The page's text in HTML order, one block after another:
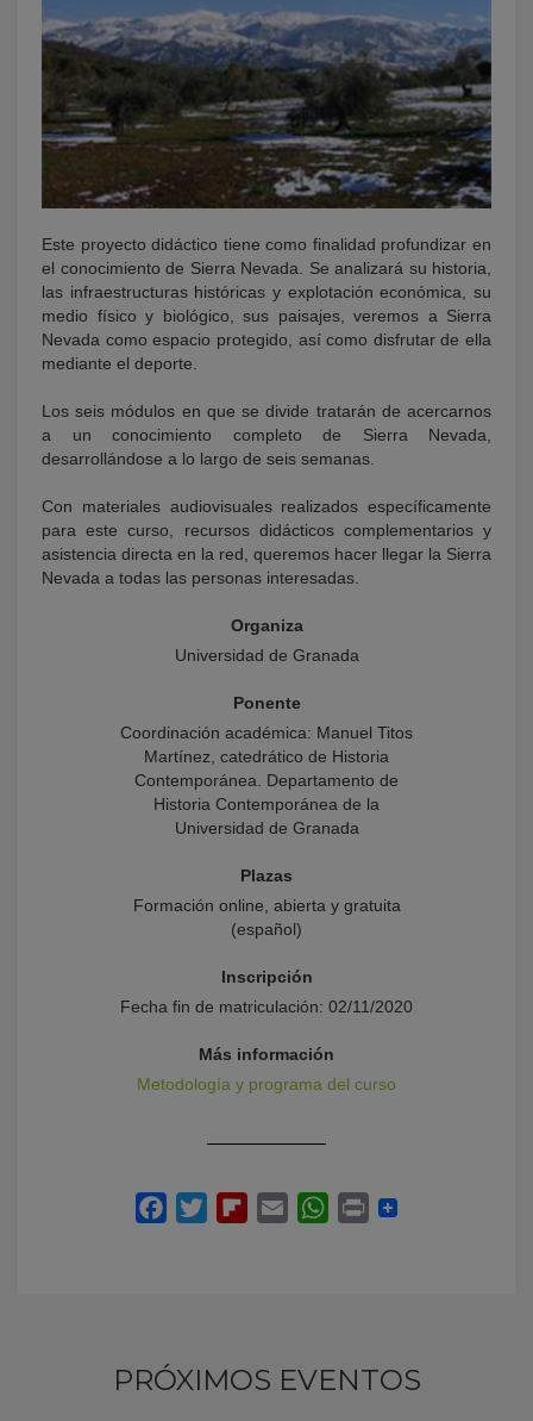
Este proyecto didáctico tiene como finalidad profundizar en
el conocimiento de Sierra Nevada. Se analizará su historia,
las infraestructuras históricas y explotación económica, su
medio físico y biológico, sus paisajes, veremos a Sierra
Nevada como espacio protegido, así como disfrutar de ella
mediante el deporte.
Los seis módulos en que se divide tratarán de acercarnos
a un conocimiento completo de Sierra Nevada,
desarrollándose a lo largo de seis semanas.
Con materiales audiovisuales realizados específicamente
para este curso, recursos didácticos complementarios y
asistencia directa en la red, queremos hacer llegar la Sierra
Nevada a todas las personas interesadas.
Organiza
Universidad de Granada
Ponente
Coordinación académica: Manuel Titos
Martínez, catedrático de Historia
Contemporánea. Departamento de
Historia Contemporánea de la
Universidad de Granada
Plazas
Formación online, abierta y gratuita
(español)
Inscripción
Fecha fin de matriculación: 02/11/2020
Más información
Metodología y programa del curso
PRÓXIMOS EVENTOS